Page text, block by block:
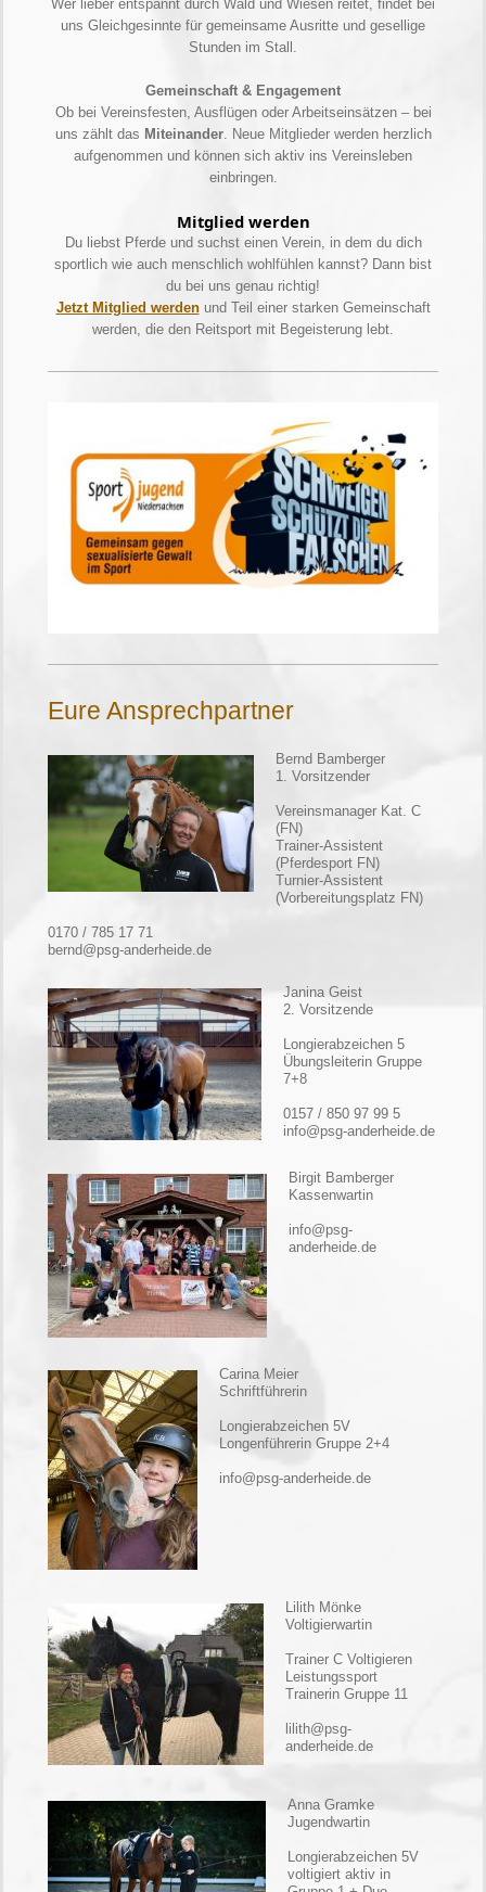
Wer lieber entspannt durch Wald und Wiesen reitet, findet bei
uns Gleichgesinnte für gemeinsame Ausritte und gesellige
Stunden im Stall.
Gemeinschaft & Engagement
Ob bei Vereinsfesten, Ausflügen oder Arbeitseinsätzen – bei
uns zählt das Miteinander. Neue Mitglieder werden herzlich
aufgenommen und können sich aktiv ins Vereinsleben
einbringen.
Mitglied werden
Du liebst Pferde und suchst einen Verein, in dem du dich
sportlich wie auch menschlich wohlfühlen kannst? Dann bist
du bei uns genau richtig!
Jetzt Mitglied werdenund Teil einer starken Gemeinschaft
werden, die den Reitsport mit Begeisterung lebt.
Eure Ansprechpartner
Bernd Bamberger
1. Vorsitzender
Vereinsmanager Kat. C
(FN)
Trainer-Assistent
(Pferdesport FN)
Turnier-Assistent
(Vorbereitungsplatz FN)
0170 / 785 17 71
bernd@psg-anderheide.de
Janina Geist
2. Vorsitzende
Longierabzeichen 5
Übungsleiterin Gruppe
7+8
0157 / 850 97 99 5
info@psg-anderheide.de
Birgit Bamberger
Kassenwartin
info@psg-
anderheide.de
Carina Meier
Schriftführerin
Longierabzeichen 5V
Longenführerin Gruppe 2+4
info@psg-anderheide.de
Lilith Mönke
Voltigierwartin
Trainer C Voltigieren
Leistungssport
Trainerin Gruppe 11
lilith@psg-
anderheide.de
Anna Gramke
Jugendwartin
Longierabzeichen 5V
voltigiert aktiv in